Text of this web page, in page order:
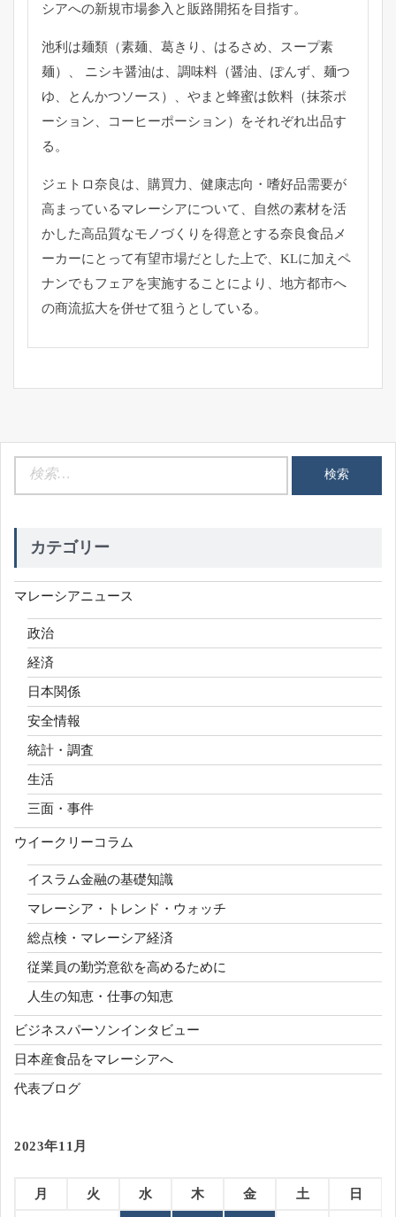
シアへの新規市場参入と販路開拓を目指す。
池利は麺類（素麺、葛きり、はるさめ、スープ素
麺）、 ニシキ醤油は、調味料（醤油、ぽんず、麺つ
ゆ、とんかつソース）、やまと蜂蜜は飲料（抹茶ポ
ーション、コーヒーポーション）をそれぞれ出品す
る。
ジェトロ奈良は、購買力、健康志向・嗜好品需要が
高まっているマレーシアについて、自然の素材を活
かした高品質なモノづくりを得意とする奈良食品メ
ーカーにとって有望市場だとした上で、KLに加えペ
ナンでもフェアを実施することにより、地方都市へ
の商流拡大を併せて狙うとしている。
カテゴリー
マレーシアニュース
政治
経済
日本関係
安全情報
統計・調査
生活
三面・事件
ウイークリーコラム
イスラム金融の基礎知識
マレーシア・トレンド・ウォッチ
総点検・マレーシア経済
従業員の勤労意欲を高めるために
人生の知恵・仕事の知恵
ビジネスパーソンインタビュー
日本産食品をマレーシアへ
代表ブログ
2023年11月
月 火 水 木 金 土 日